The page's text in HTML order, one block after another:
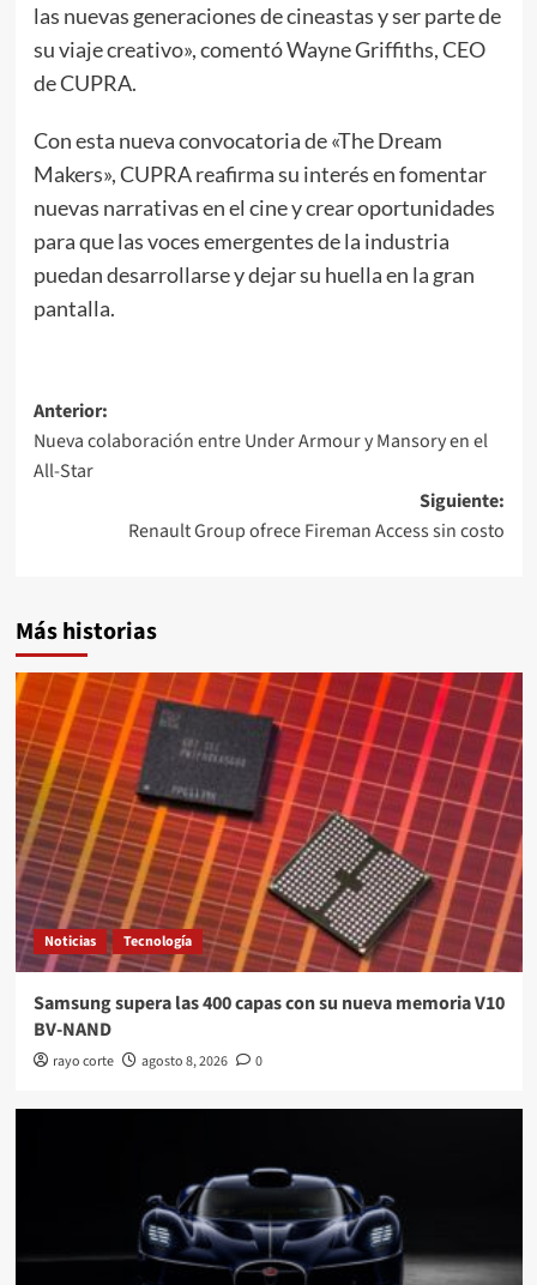
las nuevas generaciones de cineastas y ser parte de
su viaje creativo», comentó Wayne Griffiths, CEO
de CUPRA.
Con esta nueva convocatoria de «The Dream
Makers», CUPRA reafirma su interés en fomentar
nuevas narrativas en el cine y crear oportunidades
para que las voces emergentes de la industria
puedan desarrollarse y dejar su huella en la gran
pantalla.
Navegación
de
entradas
Anterior:
Nueva colaboración entre Under Armour y Mansory en el
All-Star
Siguiente:
Renault Group ofrece Fireman Access sin costo
Más historias
Noticias Tecnología
Samsung supera las 400 capas con su nueva memoria V10
BV-NAND
rayo corte agosto 8, 2026 0